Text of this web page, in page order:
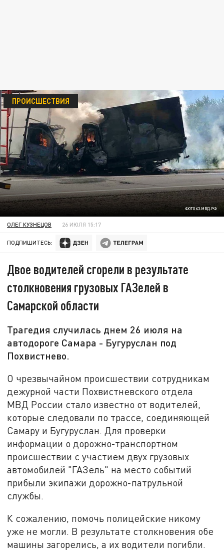
ФОТО 63.МВД.РФ
ПРОИСШЕСТВИЯ
ОЛЕГ КУЗНЕЦОВ 26 ИЮЛЯ 15:17
ПОДПИШИТЕСЬ:
Двое водителей сгорели в результате
столкновения грузовых ГАЗелей в
Самарской области
Трагедия случилась днем 26 июля на
автодороге Самара - Бугуруслан под
Похвистнево.
О чрезвычайном происшествии сотрудникам
дежурной части Похвистневского отдела
МВД России стало известно от водителей,
которые следовали по трассе, соединяющей
Самару и Бугуруслан. Для проверки
информации о дорожно-транспортном
происшествии с участием двух грузовых
автомобилей "ГАЗель" на место событий
прибыли экипажи дорожно-патрульной
службы.
К сожалению, помочь полицейские никому
уже не могли. В результате столкновения обе
машины загорелись, а их водители погибли.